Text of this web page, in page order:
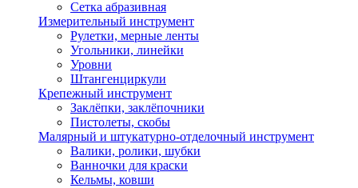
Сетка абразивная
Измерительный инструмент
Рулетки, мерные ленты
Угольники, линейки
Уровни
Штангенциркули
Крепежный инструмент
Заклёпки, заклёпочники
Пистолеты, скобы
Малярный и штукатурно-отделочный инструмент
Валики, ролики, шубки
Ванночки для краски
Кельмы, ковши